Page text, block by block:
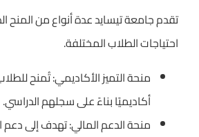
تقدم جامعة تيسايد عدة أنواع من المنح
احتياجات الطلاب المختلفة.
منحة التميز الأكاديمي: تُمنح
أكاديميًا بناءً على سجلهم الدراسي.
منحة الدعم المالي: تهدف إلى